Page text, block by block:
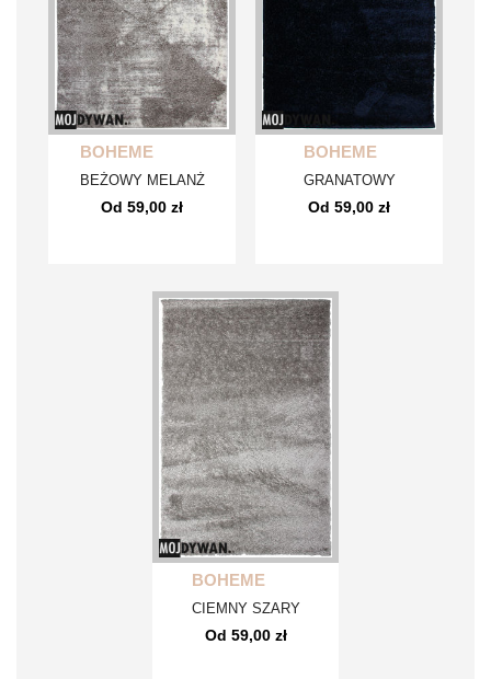
BOHEME
BEŻOWY MELANŻ
Od 59,00 zł
BOHEME
GRANATOWY
Od 59,00 zł
BOHEME
CIEMNY SZARY
Od 59,00 zł